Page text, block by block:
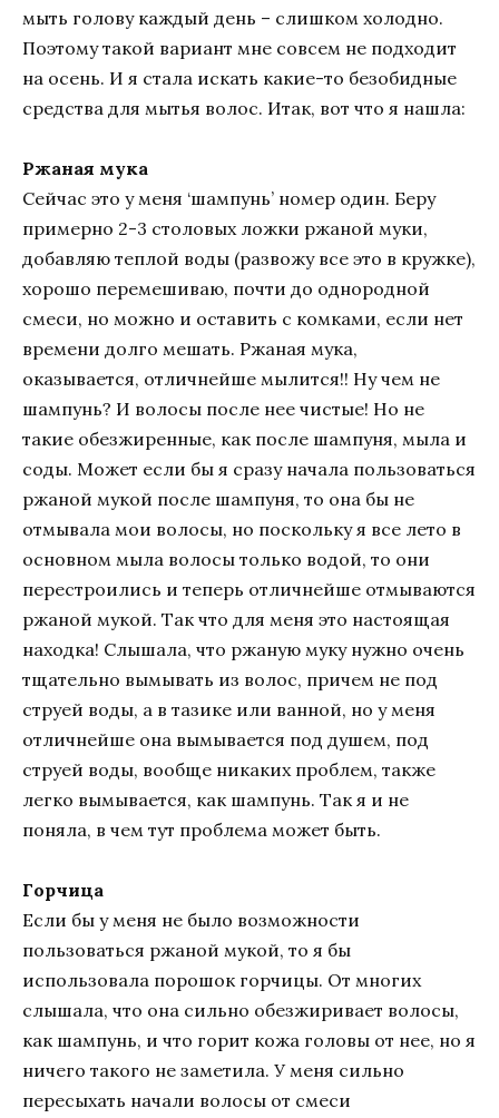
мыть голову каждый день – слишком холодно.
Поэтому такой вариант мне совсем не подходит
на осень. И я стала искать какие-то безобидные
средства для мытья волос. Итак, вот что я нашла:
Ржаная мука
Сейчас это у меня ‘шампунь’ номер один. Беру
примерно 2-3 столовых ложки ржаной муки,
добавляю теплой воды (развожу все это в кружке),
хорошо перемешиваю, почти до однородной
смеси, но можно и оставить с комками, если нет
времени долго мешать. Ржаная мука,
оказывается, отличнейше мылится!! Ну чем не
шампунь? И волосы после нее чистые! Но не
такие обезжиренные, как после шампуня, мыла и
соды. Может если бы я сразу начала пользоваться
ржаной мукой после шампуня, то она бы не
отмывала мои волосы, но поскольку я все лето в
основном мыла волосы только водой, то они
перестроились и теперь отличнейше отмываются
ржаной мукой. Так что для меня это настоящая
находка! Слышала, что ржаную муку нужно очень
тщательно вымывать из волос, причем не под
струей воды, а в тазике или ванной, но у меня
отличнейше она вымывается под душем, под
струей воды, вообще никаких проблем, также
легко вымывается, как шампунь. Так я и не
поняла, в чем тут проблема может быть.
Горчица
Если бы у меня не было возможности
пользоваться ржаной мукой, то я бы
использовала порошок горчицы. От многих
слышала, что она сильно обезжиривает волосы,
как шампунь, и что горит кожа головы от нее, но я
ничего такого не заметила. У меня сильно
пересыхать начали волосы от смеси